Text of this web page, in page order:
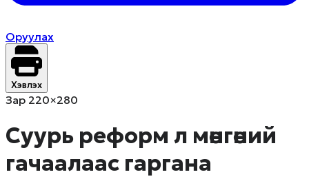
Оруулах
Хэвлэх
Зар 220×280
Суурь реформ л мөнгөний
гачаалаас гаргана